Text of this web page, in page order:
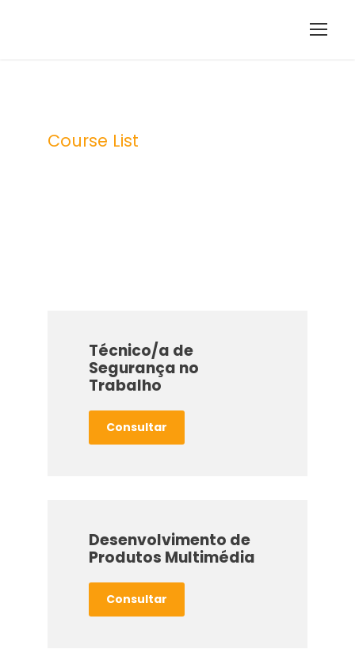
Course List
Técnico/a de
Segurança no
Trabalho
Consultar
Desenvolvimento de
Produtos Multimédia
Consultar